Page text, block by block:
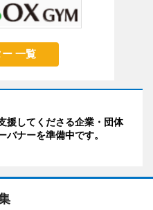
一覧
援してくださる企業・団体
バナーを準備中です。